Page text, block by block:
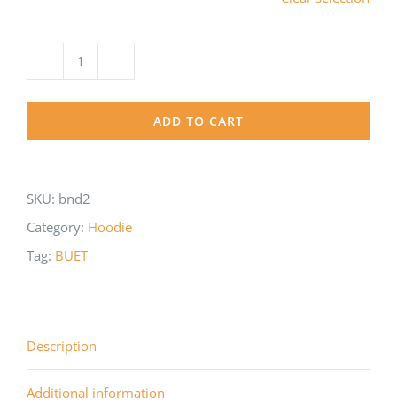
BUET
ADD TO CART
SKU: bnd2
Category: Hoodie
Tag: BUET
Description
Additional information